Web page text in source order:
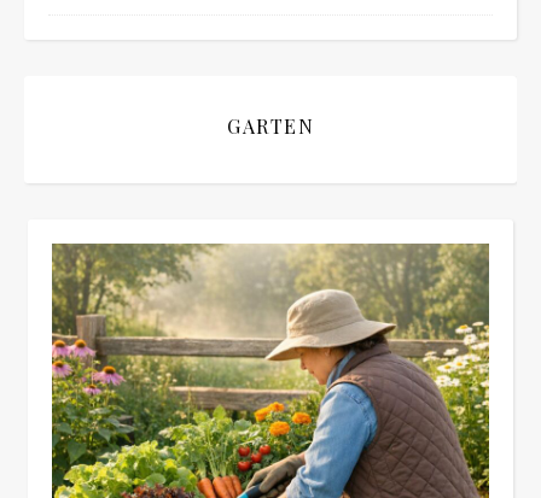
GARTEN